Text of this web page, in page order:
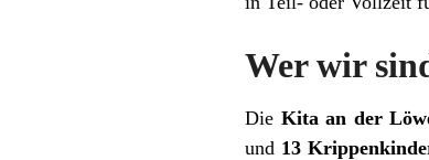
Wer wir
Die Kita an der
und 13